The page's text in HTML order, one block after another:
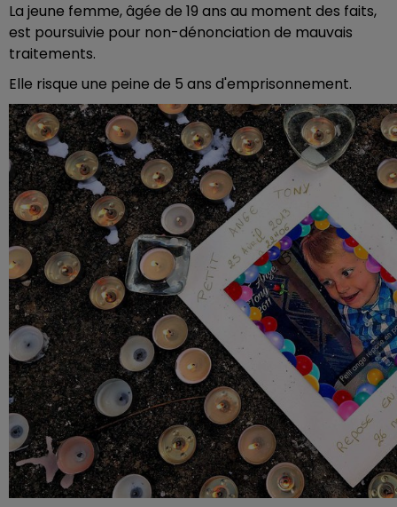
La jeune femme, âgée de 19 ans au moment des faits,
est poursuivie pour non-dénonciation de mauvais
traitements.
Elle risque une peine de 5 ans d'emprisonnement.